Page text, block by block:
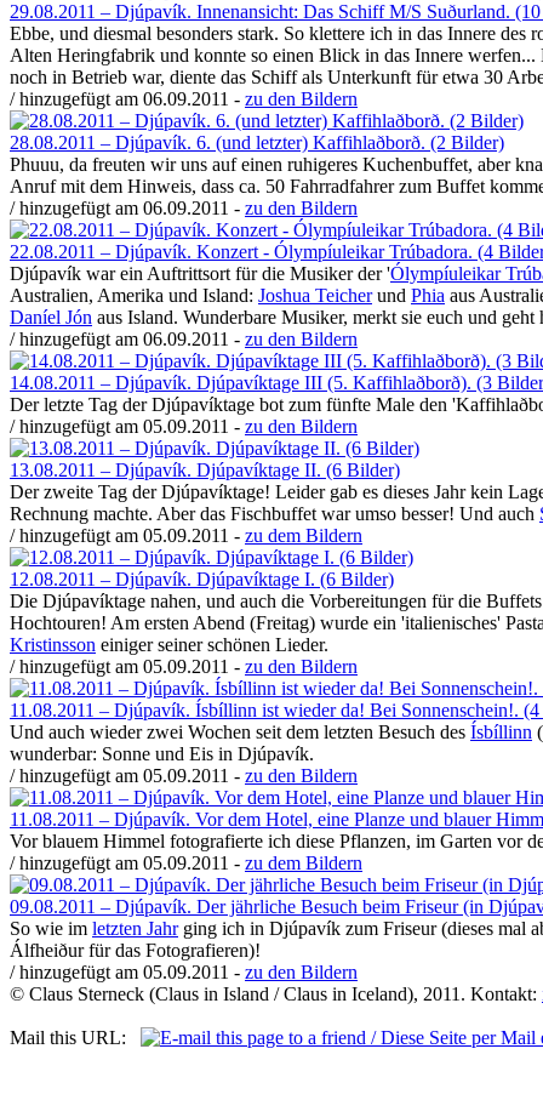
29.08.2011 – Djúpavík. Innenansicht: Das Schiff M/S Suðurland.
Ebbe, und diesmal besonders stark. So klettere ich in das Innere
Alten Heringfabrik und konnte so einen Blick in das Innere
noch in Betrieb war, diente das Schiff als Unterkunft für etwa 30
/ hinzugefügt am 06.09.2011 - zu den Bildern
28.08.2011 – Djúpavík. 6. (und letzter) Kaffihlaðborð. (2 Bilder)
Phuuu, da freuten wir uns auf einen ruhigeres Kuchenbuffet, aber
Anruf mit dem Hinweis, dass ca. 50 Fahrradfahrer zum Buffet
/ hinzugefügt am 06.09.2011 - zu den Bildern
22.08.2011 – Djúpavík. Konzert - Ólympíuleikar Trúbadora. (4
Djúpavík war ein Auftrittsort für die Musiker der 'Ólympíuleikar
Australien, Amerika und Island: Joshua Teicherund Phia aus
Daníel Jón aus Island. Wunderbare Musiker, merkt sie euch und
/ hinzugefügt am 06.09.2011 - zu den Bildern
14.08.2011 – Djúpavík. Djúpavíktage III (5. Kaffihlaðborð). (3
Der letzte Tag der Djúpavíktage bot zum fünfte Male den
/ hinzugefügt am 05.09.2011 - zu den Bildern
13.08.2011 – Djúpavík. Djúpavíktage II. (6 Bilder)
Der zweite Tag der Djúpavíktage! Leider gab es dieses Jahr kein
Rechnung machte. Aber das Fischbuffet war umso besser! Und auch
/ hinzugefügt am 05.09.2011 - zu dem Bildern
12.08.2011 – Djúpavík. Djúpavíktage I. (6 Bilder)
Die Djúpavíktage nahen, und auch die Vorbereitungen für die
Hochtouren! Am ersten Abend (Freitag) wurde ein 'italienisches'
Kristinsson einiger seiner schönen Lieder.
/ hinzugefügt am 05.09.2011 - zu den Bildern
11.08.2011 – Djúpavík. Ísbíllinn ist wieder da! Bei Sonnenschein!.
Und auch wieder zwei Wochen seit dem letzten Besuch des Ísbíllinn
wunderbar: Sonne und Eis in Djúpavík.
/ hinzugefügt am 05.09.2011 - zu den Bildern
11.08.2011 – Djúpavík. Vor dem Hotel, eine Planze und blauer
Vor blauem Himmel fotografierte ich diese Pflanzen, im Garten vor
/ hinzugefügt am 05.09.2011 - zu dem Bildern
09.08.2011 – Djúpavík. Der jährliche Besuch beim Friseur (in
So wie im letzten Jahrging ich in Djúpavík zum Friseur (dieses mal
Álfheiður für das Fotografieren)!
/ hinzugefügt am 05.09.2011 - zu den Bildern
© Claus Sterneck (Claus in Island / Claus in Iceland), 2011. Kontakt:
Mail this URL: